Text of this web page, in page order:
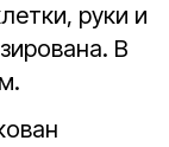
руки и
В